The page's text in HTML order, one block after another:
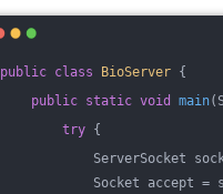
public class BioServer {
public static void main
try {
ServerSocket
Socket accept =